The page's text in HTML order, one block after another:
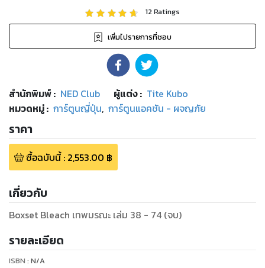
12Ratings
เพิ่มไปรายการที่ชอบ
สำนักพิมพ์: NED Club ผู้แต่ง : Tite Kubo
หมวดหมู่: การ์ตูนญี่ปุ่น, การ์ตูนแอคชัน - ผจญภัย
ราคา
ซื้อฉบับนี้: 2,553.00 ฿
เกี่ยวกับ
Boxset Bleach เทพมรณะ เล่ม 38 - 74 (จบ)
รายละเอียด
ISBN : N/A